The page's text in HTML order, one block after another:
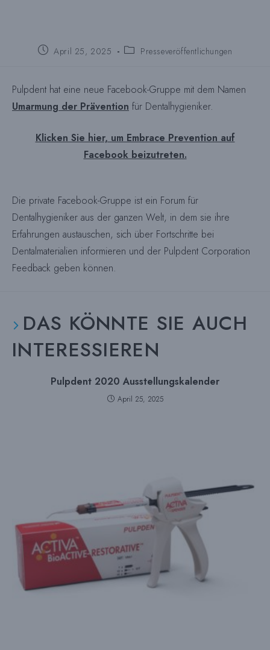
BeitragApril 25, 2025 Beitragskategorie:
Presseveröffentlichungen
Pulpdent hat eine neue Facebook-Gruppe mit dem Namen
Umarmung der Prävention für Dentalhygieniker.
Klicken Sie hier, um Embrace Prevention auf
Facebook beizutreten.
Die private Facebook-Gruppe ist ein Forum für
Dentalhygieniker aus der ganzen Welt, in dem sie ihre
Erfahrungen austauschen, sich über Fortschritte bei
Dentalmaterialien informieren und der Pulpdent Corporation
Feedback geben können.
DAS KÖNNTE SIE AUCH
INTERESSIEREN
Pulpdent 2020 Ausstellungskalender
April 25, 2025